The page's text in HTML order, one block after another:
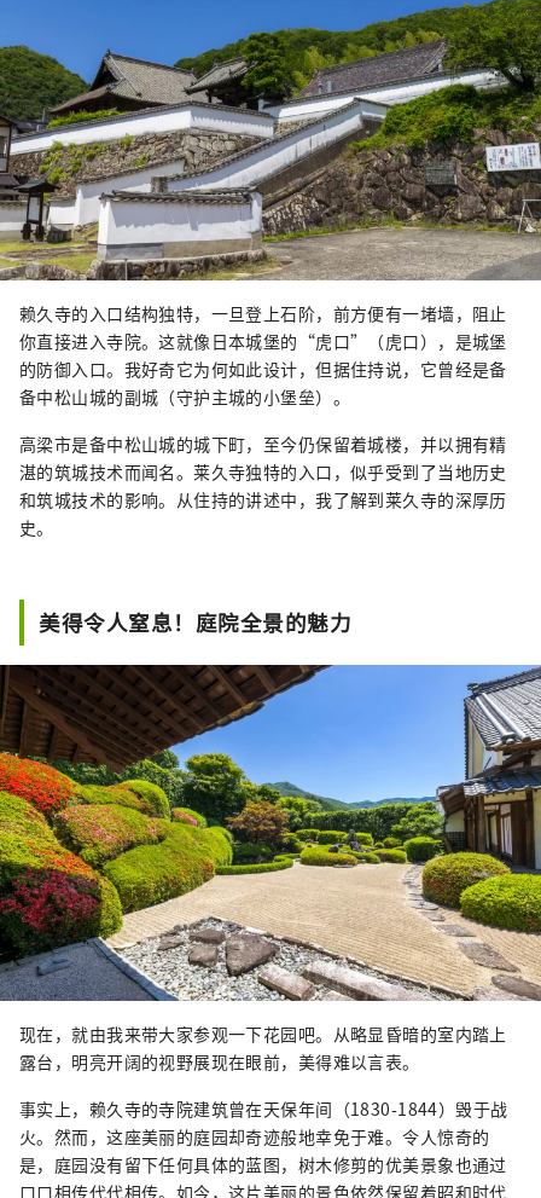
赖久寺的入口结构独特，一旦登上石阶，前方便有一堵墙，阻止
你直接进入寺院。这就像日本城堡的“虎口”（虎口），是城堡
的防御入口。我好奇它为何如此设计，但据住持说，它曾经是备
备中松山城的副城（守护主城的小堡垒）。
高梁市是备中松山城的城下町，至今仍保留着城楼，并以拥有精
湛的筑城技术而闻名。莱久寺独特的入口，似乎受到了当地历史
和筑城技术的影响。从住持的讲述中，我了解到莱久寺的深厚历
史。
美得令人窒息！庭院全景的魅力
现在，就由我来带大家参观一下花园吧。从略显昏暗的室内踏上
露台，明亮开阔的视野展现在眼前，美得难以言表。
事实上，赖久寺的寺院建筑曾在天保年间（1830-1844）毁于战
火。然而，这座美丽的庭园却奇迹般地幸免于难。令人惊奇的
是，庭园没有留下任何具体的蓝图，树木修剪的优美景象也通过
口口相传代代相传。如今，这片美丽的景色依然保留着昭和时代